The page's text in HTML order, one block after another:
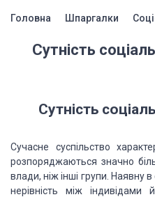
Головна Шпаргалки
Сутність
Сутність
Сучасне суспільство
розпоряджаються значно
влади, ніж інші групи. Наявну в
нерівність між індивідами